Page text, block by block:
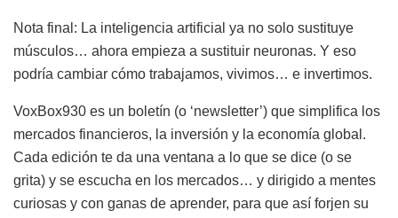
Nota final: La inteligencia artificial ya no solo sustituye
músculos… ahora empieza a sustituir neuronas. Y eso
podría cambiar cómo trabajamos, vivimos… e invertimos.
VoxBox930 es un boletín (o ‘newsletter’) que simplifica los
mercados financieros, la inversión y la economía global.
Cada edición te da una ventana a lo que se dice (o se
grita) y se escucha en los mercados… y dirigido a mentes
curiosas y con ganas de aprender, para que así forjen su